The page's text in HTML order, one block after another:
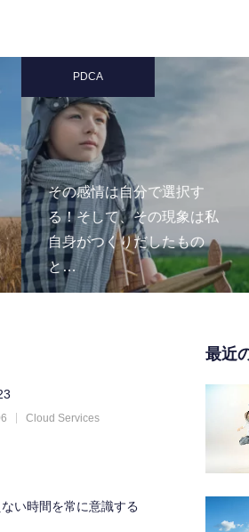
PDCA
その感情は自分で選択す
る！そして、その現象は私
自身がつくりだしたもの
と…
Cloud Services
い時間を常に意識する
最近